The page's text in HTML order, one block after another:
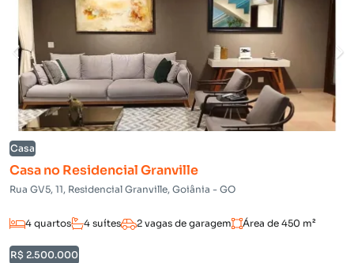
Casa
Casa no Residencial Granville
Rua GV5, 11, Residencial Granville, Goiânia - GO
4 quartos 4 suítes 2 vagas de garagem Área de 450 m²
R$ 2.500.000